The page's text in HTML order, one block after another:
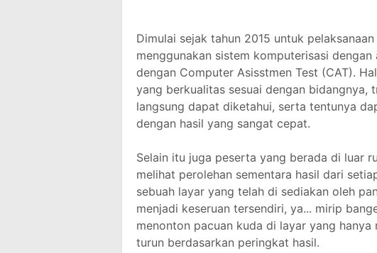
Dimulai sejak tahun 2015 untuk
menggunakan sistem komputerisasi
dengan Computer Asisstmen Test (CAT).
yang berkualitas sesuai dengan bidangnya,
langsung dapat diketahui, serta tentunya
dengan hasil yang sangat cepat.
Selain itu juga peserta yang berada di luar
melihat perolehan sementara hasil dari
sebuah layar yang telah di sediakan oleh
menjadi keseruan tersendiri, ya... mirip
menonton pacuan kuda di layar yang
turun berdasarkan peringkat hasil.